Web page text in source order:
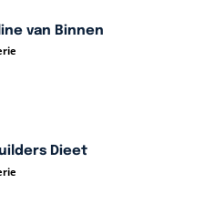
van Binnen
Dieet